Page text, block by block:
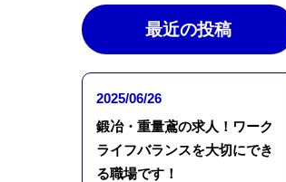
最近の投稿
2025/06/26
鍛冶・重量鳶の求人！ワーク
ライフバランスを大切にでき
る職場です！